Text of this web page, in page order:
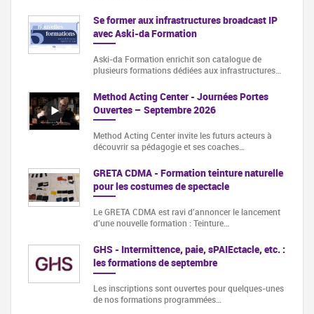
Se former aux infrastructures broadcast IP
avec Aski-da Formation
Aski-da Formation enrichit son catalogue de
plusieurs formations dédiées aux infrastructures…
Method Acting Center - Journées Portes
Ouvertes – Septembre 2026
Method Acting Center invite les futurs acteurs à
découvrir sa pédagogie et ses coaches…
GRETA CDMA - Formation teinture naturelle
pour les costumes de spectacle
Le GRETA CDMA est ravi d'annoncer le lancement
d'une nouvelle formation : Teinture…
GHS - Intermittence, paie, sPAIEctacle, etc. :
les formations de septembre
Les inscriptions sont ouvertes pour quelques-unes
de nos formations programmées…